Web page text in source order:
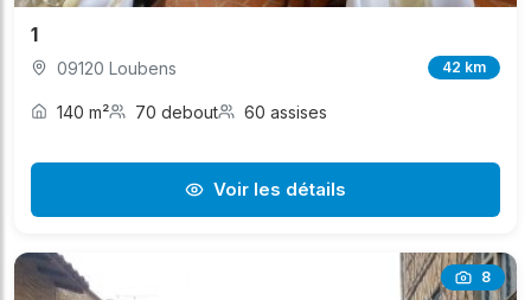
1
09120 Loubens 42 km
140 m² 70 debout 60 assises
Voir les détails
8